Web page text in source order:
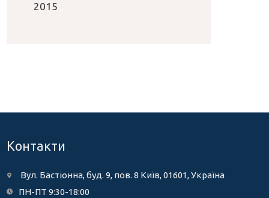
2015
Контакти
Вул. Бастіонна, буд. 9, пов. 8 Київ, 01601, Україна
ПН-ПТ 9:30-18:00